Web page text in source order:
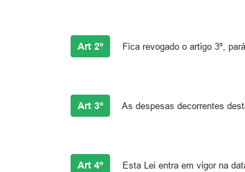
Art 2º Fica revogado o artigo 3º,
Art 3º As despesas decorrentes
Art 4º Esta Lei entra em vigor na